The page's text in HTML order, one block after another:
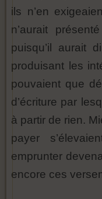
ils n’en
n’aurait
puisqu’il aurait
produisant les
pouvaient que
d’écriture par
à partir de rien.
payer
emprunter
encore ces